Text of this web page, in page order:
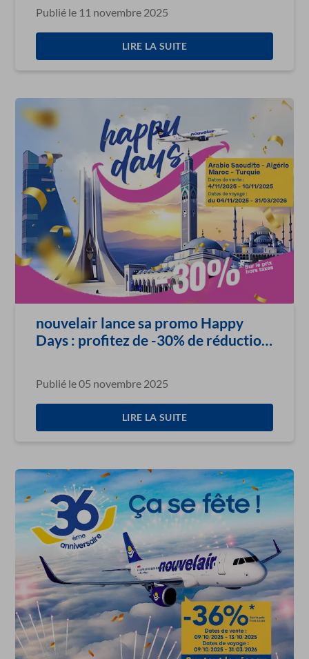
Publié le 11 novembre 2025
LIRE LA SUITE
nouvelair lance sa promo Happy
Days : profitez de -30% de réduction
Publié le 05 novembre 2025
LIRE LA SUITE